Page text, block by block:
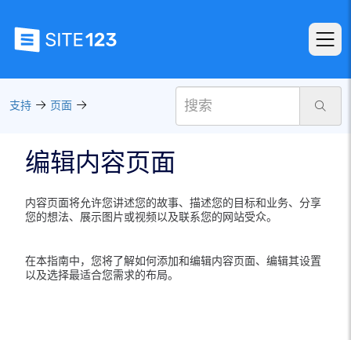
支持 页面
编辑内容页面
内容页面将允许您讲述您的故事、描述您的目标和业务、分享
您的想法、展示图片或视频以及联系您的网站受众。
在本指南中，您将了解如何添加和编辑内容页面、编辑其设置
以及选择最适合您需求的布局。